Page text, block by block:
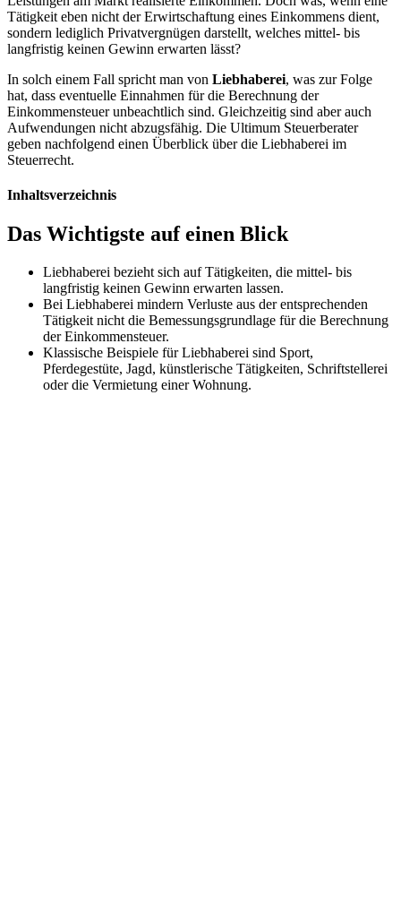
Tätigkeit eben nicht der Erwirtschaftung eines Einkommens dient,
sondern lediglich Privatvergnügen darstellt, welches mittel- bis
langfristig keinen Gewinn erwarten lässt?
In solch einem Fall spricht man von Liebhaberei, was zur Folge
hat, dass eventuelle Einnahmen für die Berechnung der
Einkommensteuer unbeachtlich sind. Gleichzeitig sind aber auch
Aufwendungen nicht abzugsfähig. Die Ultimum Steuerberater
geben nachfolgend einen Überblick über die Liebhaberei im
Steuerrecht.
Inhaltsverzeichnis
Das Wichtigste auf einen Blick
Liebhaberei bezieht sich auf Tätigkeiten, die mittel- bis
langfristig keinen Gewinn erwarten lassen.
Bei Liebhaberei mindern Verluste aus der entsprechenden
Tätigkeit nicht die Bemessungsgrundlage für die Berechnung
der Einkommensteuer.
Klassische Beispiele für Liebhaberei sind Sport,
Pferdegestüte, Jagd, künstlerische Tätigkeiten, Schriftstellerei
oder die Vermietung einer Wohnung.